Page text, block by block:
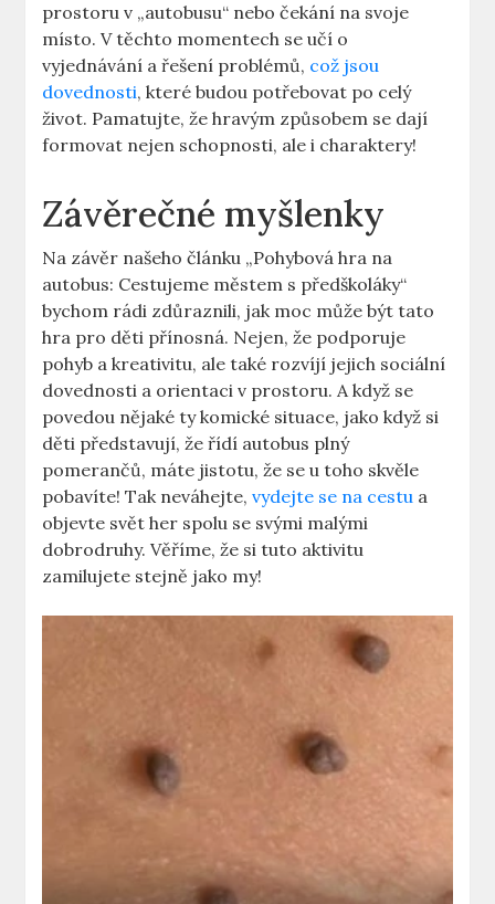
prostoru v „autobusu“ ⁢nebo ⁤čekání ‌na svoje‌
místo.‌ V těchto ‌momentech se ⁤učí ⁣o
vyjednávání a řešení⁤ problémů, což jsou
dovednosti, které ⁤budou potřebovat po​ celý
život. ​Pamatujte, že hravým způsobem‌ se dají
⁤formovat nejen schopnosti, ‍ale i charaktery!
Závěrečné myšlenky
Na závěr​ našeho článku „Pohybová hra na
autobus: Cestujeme městem s předškoláky“
bychom rádi zdůraznili, jak moc může‍ být tato
hra pro děti přínosná. ‍Nejen,​ že ​podporuje
pohyb a kreativitu, ale také ⁤rozvíjí​ jejich sociální
dovednosti a⁢ orientaci⁣ v ​prostoru.⁢ A když ‍se
povedou nějaké ty komické situace, jako když si
děti představují, že ⁤řídí autobus plný‍
pomerančů, máte jistotu, že se u toho skvěle
pobavíte! Tak neváhejte,vydejte se na cestu ‍a
objevte svět her spolu se svými malými⁤
dobrodruhy. Věříme,​ že si ⁢tuto aktivitu
zamilujete stejně jako my!